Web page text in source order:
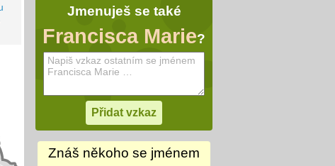
Jmenuješ se také
Francisca Marie?
Znáš někoho se jménem